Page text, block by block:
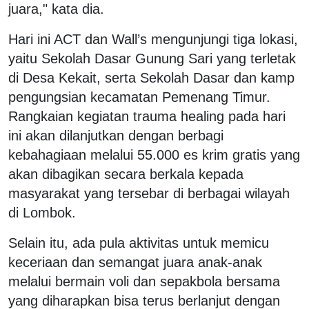
juara," kata dia.
Hari ini ACT dan Wall’s mengunjungi tiga lokasi,
yaitu Sekolah Dasar Gunung Sari yang terletak
di Desa Kekait, serta Sekolah Dasar dan kamp
pengungsian kecamatan Pemenang Timur.
Rangkaian kegiatan trauma healing pada hari
ini akan dilanjutkan dengan berbagi
kebahagiaan melalui 55.000 es krim gratis yang
akan dibagikan secara berkala kepada
masyarakat yang tersebar di berbagai wilayah
di Lombok.
Selain itu, ada pula aktivitas untuk memicu
keceriaan dan semangat juara anak-anak
melalui bermain voli dan sepakbola bersama
yang diharapkan bisa terus berlanjut dengan